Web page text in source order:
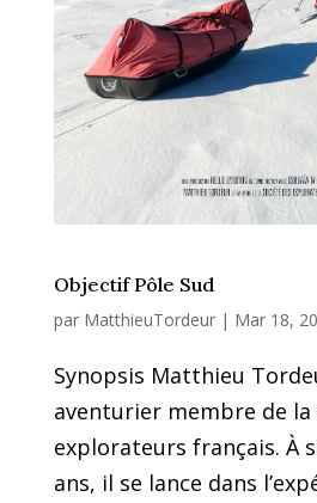
Objectif Pôle Sud
par MatthieuTordeur| Mar 18,
Synopsis Matthieu
aventurier membre de la
explorateurs français. À
ans, il se lance dans